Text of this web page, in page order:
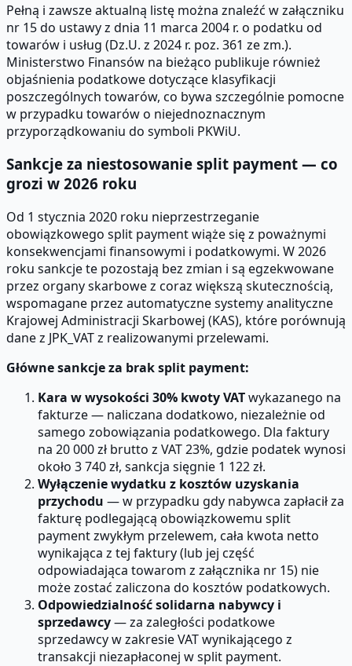
Pełną i zawsze aktualną listę można znaleźć w załączniku
nr 15 do ustawy z dnia 11 marca 2004 r. o podatku od
towarów i usług (Dz.U. z 2024 r. poz. 361 ze zm.).
Ministerstwo Finansów na bieżąco publikuje również
objaśnienia podatkowe dotyczące klasyfikacji
poszczególnych towarów, co bywa szczególnie pomocne
w przypadku towarów o niejednoznacznym
przyporządkowaniu do symboli PKWiU.
Sankcje za niestosowanie split payment — co
grozi w 2026 roku
Od 1 stycznia 2020 roku nieprzestrzeganie
obowiązkowego split payment wiąże się z poważnymi
konsekwencjami finansowymi i podatkowymi. W 2026
roku sankcje te pozostają bez zmian i są egzekwowane
przez organy skarbowe z coraz większą skutecznością,
wspomagane przez automatyczne systemy analityczne
Krajowej Administracji Skarbowej (KAS), które porównują
dane z JPK_VAT z realizowanymi przelewami.
Główne sankcje za brak split payment:
Kara w wysokości 30% kwoty VATwykazanego na
fakturze — naliczana dodatkowo, niezależnie od
samego zobowiązania podatkowego. Dla faktury
na 20 000 zł brutto z VAT 23%, gdzie podatek wynosi
około 3 740 zł, sankcja sięgnie 1 122 zł.
Wyłączenie wydatku z kosztów uzyskania
przychodu — w przypadku gdy nabywca zapłacił za
fakturę podlegającą obowiązkowemu split
payment zwykłym przelewem, cała kwota netto
wynikająca z tej faktury (lub jej część
odpowiadająca towarom z załącznika nr 15) nie
może zostać zaliczona do kosztów podatkowych.
Odpowiedzialność solidarna nabywcy i
sprzedawcy— za zaległości podatkowe
sprzedawcy w zakresie VAT wynikającego z
transakcji niezapłaconej w split payment.